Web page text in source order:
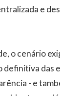
e
o cenário
definitiva das
- e